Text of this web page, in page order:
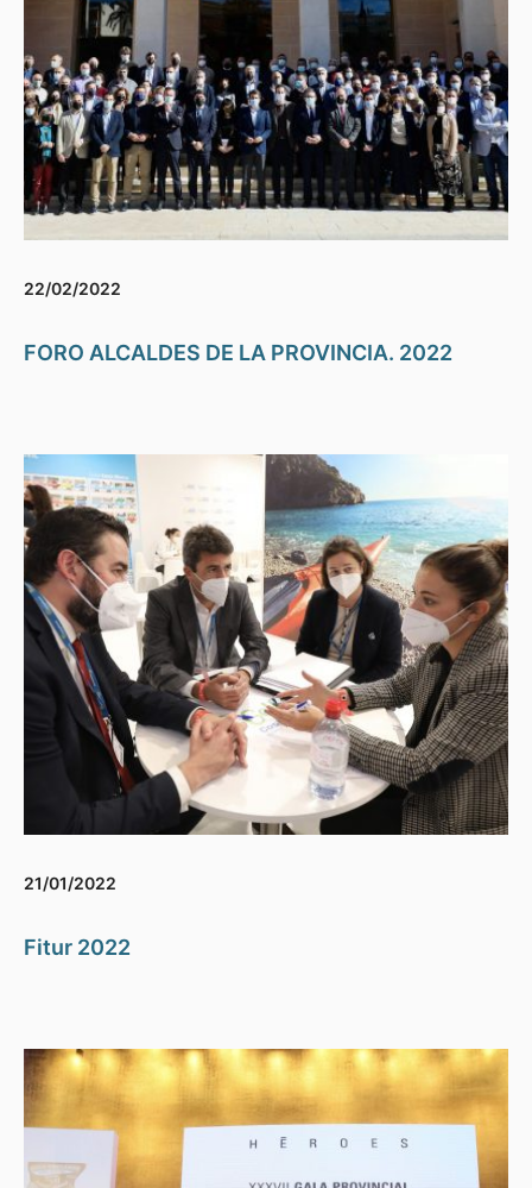
22/02/2022
FORO ALCALDES DE LA PROVINCIA. 2022
21/01/2022
Fitur 2022